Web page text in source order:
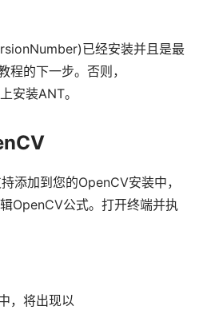
已经安装并且是最
程的下一步。否则，
安装ANT。
添加到您的OpenCV安装中，
OpenCV公式。打开终端并执
，将出现以